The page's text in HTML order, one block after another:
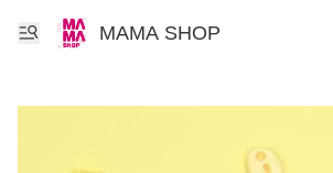
MAMA SHOP